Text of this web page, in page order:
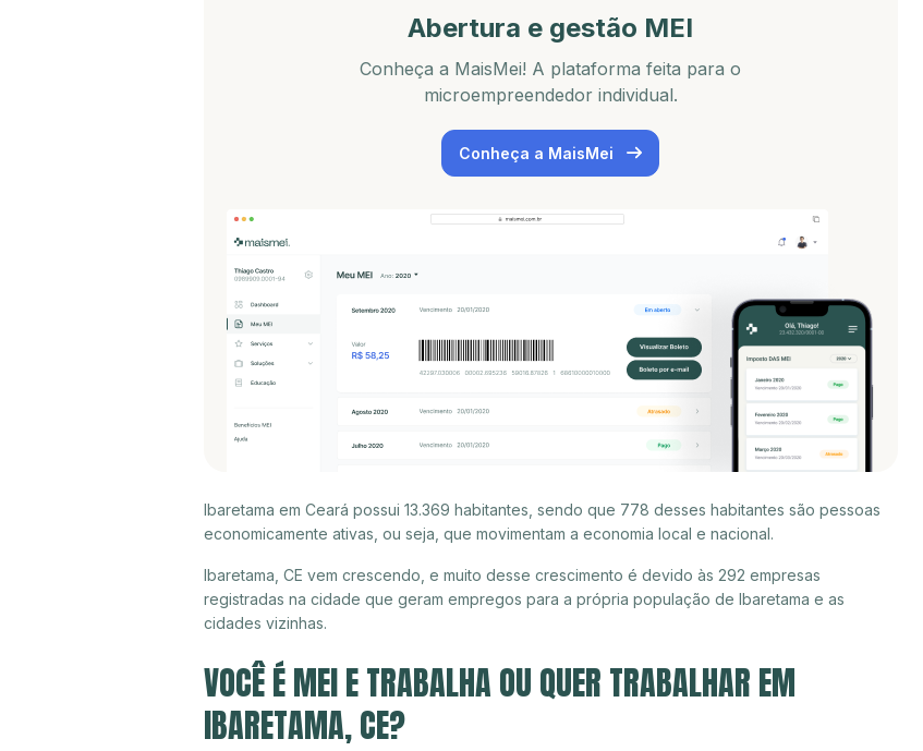
Abertura e gestão MEI
Conheça a MaisMei! A plataforma feita para o
microempreendedor individual.
Conheça a MaisMei
Ibaretama em Ceará possui 13.369 habitantes, sendo que 778 desses habitantes são pessoas
economicamente ativas, ou seja, que movimentam a economia local e nacional.
Ibaretama, CE vem crescendo, e muito desse crescimento é devido às 292 empresas
registradas na cidade que geram empregos para a própria população de Ibaretama e as
cidades vizinhas.
VOCÊ É MEI E TRABALHA OU QUER TRABALHAR EM
IBARETAMA, CE?